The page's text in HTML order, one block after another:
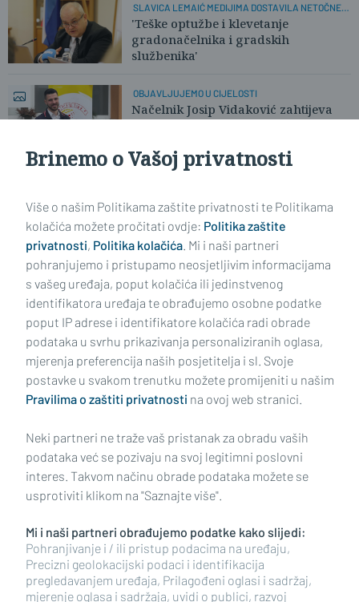
SLAVICA LEMAIĆ MEDIJIMA DOSTAVILA NETOČNE
TVRDNJE
'Teške optužbe i klevetanje
gradonačelnika i gradskih
službenika'
OBJAVLJUJEMO U CIJELOSTI
Načelnik Josip Vidaković zahtijeva
Impressum Uvjeti korištenja Politika privatnosti
Politika kolačića Kontakt Pritužbe Suradnici
Oglašavanje
RUBRIKE
BRODSKO-POSAVSKA ŽUPANIJA
POŽEŠKO-SLAVONSKA ŽUPANIJA
Brinemo o Vašoj privatnosti
Više o našim Politikama zaštite privatnosti te Politikama
kolačića možete pročitati ovdje: Politika zaštite
privatnosti, Politika kolačića. Mi i naši partneri
pohranjujemo i pristupamo neosjetljivim informacijama
s vašeg uređaja, poput kolačića ili jedinstvenog
identifikatora uređaja te obrađujemo osobne podatke
poput IP adrese i identifikatore kolačića radi obrade
podataka u svrhu prikazivanja personaliziranih oglasa,
mjerenja preferencija naših posjetitelja i sl. Svoje
postavke u svakom trenutku možete promijeniti u našim
Pravilima o zaštiti privatnosti na ovoj web stranici.
Neki partneri ne traže vaš pristanak za obradu vaših
podataka već se pozivaju na svoj legitimni poslovni
interes. Takvom načinu obrade podataka možete se
usprotiviti klikom na "Saznajte više".
Mi i naši partneri obrađujemo podatke kako slijedi:
Pohranjivanje i / ili pristup podacima na uređaju,
Precizni geolokacijski podaci i identifikacija
pregledavanjem uređaja, Prilagođeni oglasi i sadržaj,
mjerenje oglasa i sadržaja, uvidi o publici, razvoj